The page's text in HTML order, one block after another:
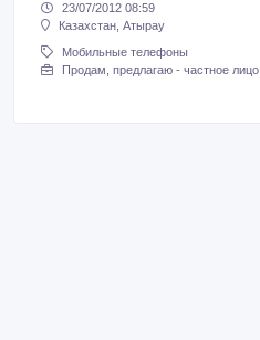
23/07/2012 08:59
Казахстан, Атырау
Мобильные телефоны
Продам, предлагаю - частное лицо